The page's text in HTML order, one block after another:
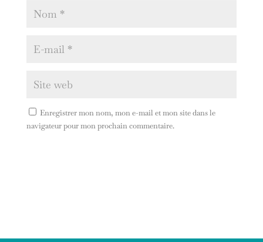
Enregistrer mon nom, mon e-mail et mon site dans le
navigateur pour mon prochain commentaire.